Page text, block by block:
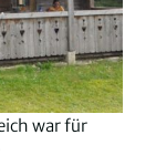
war für